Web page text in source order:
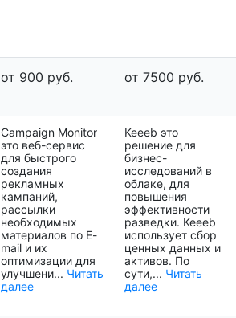
от 900 руб. от 7500 руб.
Campaign Monitor
это веб-сервис
для быстрого
создания
рекламных
кампаний,
рассылки
необходимых
материалов по E-
mail и их
оптимизации для
улучшени... Читать
далее
Keeeb это
решение для
бизнес-
исследований в
облаке, для
повышения
эффективности
разведки. Keeeb
использует сбор
ценных данных и
активов. По
сути,... Читать
далее